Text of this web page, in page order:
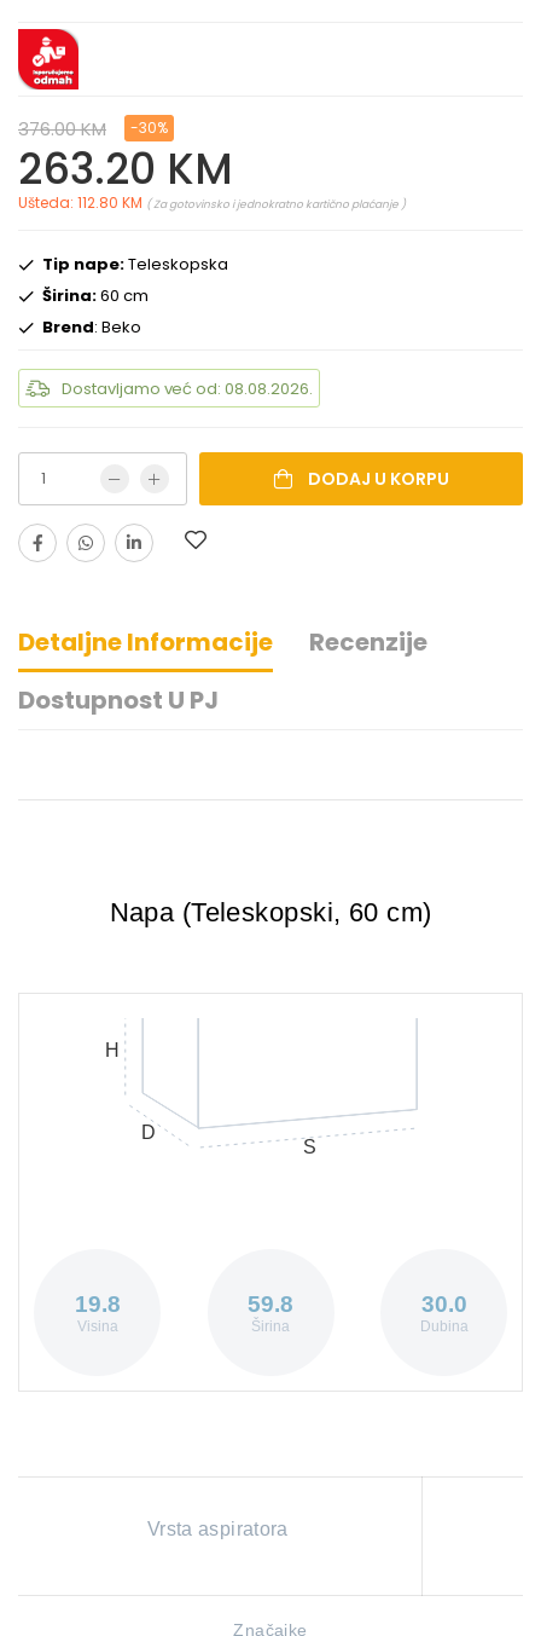
376.00 KM -30%
263.20 KM
Ušteda: 112.80 KM ( Za gotovinsko i jednokratno kartično plaćanje )
Tip nape:Teleskopska
Širina:60 cm
Brend: Beko
Dostavljamo već od: 08.08.2026.
DODAJ U KORPU
Detaljne Informacije
Recenzije
Dostupnost U PJ
Napa (Teleskopski, 60 cm)
H
D
S
19.8
Visina
59.8
Širina
30.0
Dubina
Vrsta aspiratora
Značajke